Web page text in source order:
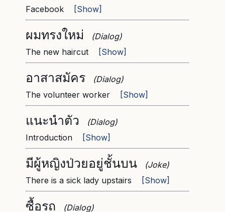
Facebook
[Show]
ผมทรงใหม่
(Dialog)
The new haircut
[Show]
อาสาสมัคร
(Dialog)
The volunteer worker
[Show]
แนะนำตัว
(Dialog)
Introduction
[Show]
มีผู้หญิงป่วยอยู่ชั้นบน
(Joke)
There is a sick lady upstairs
[Show]
ซื้อรถ (Dialog)